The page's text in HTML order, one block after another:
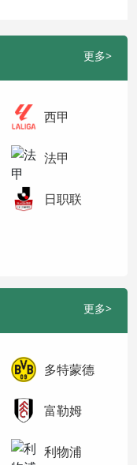
更多>
西甲
法甲
日职联
更多>
多特蒙德
富勒姆
利物浦